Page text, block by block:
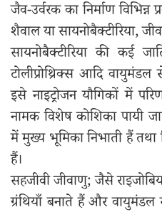
जैव-उर्वरक का निर्माण
शैवाल या सायनोबैक्टीरिया,
सायनोबैक्टीरिया की कई
टोलीप्रोथ्रिक्स आदि
इसे नाइट्रोजन यौगिकों में
नामक विशेष कोशिका पायी
में मुख्य भूमिका निभाती हैं तथा
हैं।
सहजीवी जीवाणु; जैसे
ग्रंथियाँ बनाते हैं और